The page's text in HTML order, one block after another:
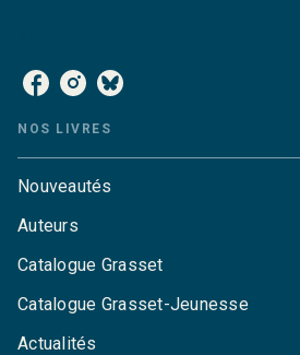
NOS LIVRES
Nouveautés
Auteurs
Catalogue Grasset
Catalogue Grasset-Jeunesse
Actualités